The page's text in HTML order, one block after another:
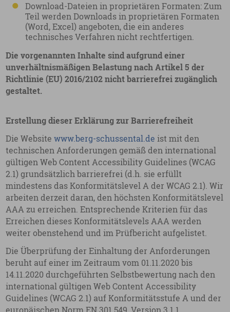
Download-Dateien in proprietären Formaten: Zum
Teil werden Downloads in proprietären Formaten
(Word, Excel) angeboten, die ein anderes
technisches Verfahren nicht rechtfertigen.
Die vorgenannten Inhalte sind aufgrund einer
unverhältnismäßigen Belastung nach Artikel 5 der
Richtlinie (EU) 2016/2102 nicht barrierefrei zugänglich
gestaltet.
Erstellung dieser Erklärung zur Barrierefreiheit
Die Websitewww.berg-schussental.de ist mit den
technischen Anforderungen gemäß den international
gültigen Web Content Accessibility Guidelines (WCAG
2.1) grundsätzlich barrierefrei (d.h. sie erfüllt
mindestens das Konformitätslevel A der WCAG 2.1). Wir
arbeiten derzeit daran, den höchsten Konformitätslevel
AAA zu erreichen. Entsprechende Kriterien für das
Erreichen dieses Konformitätslevels AAA werden
weiter obenstehend und im Prüfbericht aufgelistet.
Die Überprüfung der Einhaltung der Anforderungen
beruht auf einer im Zeitraum vom 01.11.2020 bis
14.11.2020 durchgeführten Selbstbewertung nach den
international gültigen Web Content Accessibility
Guidelines (WCAG 2.1) auf Konformitätsstufe A und der